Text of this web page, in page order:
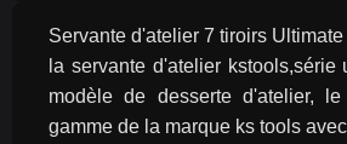
Servante d'atelier 7 tiroirs Ultimate
la servante d'atelier kstools,série
modèle de desserte d'atelier,
gamme de la marque ks tools